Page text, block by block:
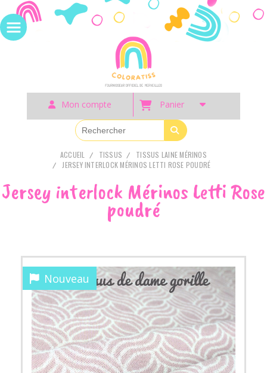
Mon compte Panier
ACCUEIL TISSUS
TISSUS LAINE MÉRINOS
JERSEY INTERLOCK MÉRINOS LETTI ROSE POUDRÉ
Jersey interlock Mérinos Letti Rose
poudré
Nouveau
Panneau de gestion des cookies